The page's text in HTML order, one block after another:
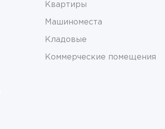
Квартиры
Машиноместа
Кладовые
Коммерческие помещения